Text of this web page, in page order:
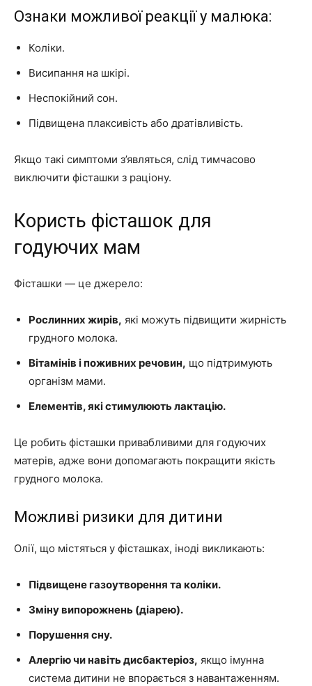
Ознаки можливої реакції у малюка:
Коліки.
Висипання на шкірі.
Неспокійний сон.
Підвищена плаксивість або дратівливість.
Якщо такі симптоми з’являться, слід тимчасово
виключити фісташки з раціону.
Користь фісташок для
годуючих мам
Фісташки — це джерело:
Рослинних жирів, які можуть підвищити жирність
грудного молока.
Вітамінів і поживних речовин, що підтримують
організм мами.
Елементів, які стимулюють лактацію.
Це робить фісташки привабливими для годуючих
матерів, адже вони допомагають покращити якість
грудного молока.
Можливі ризики для дитини
Олії, що містяться у фісташках, іноді викликають:
Підвищене газоутворення та коліки.
Зміну випорожнень (діарею).
Порушення сну.
Алергію чи навіть дисбактеріоз, якщо імунна
система дитини не впорається з навантаженням.